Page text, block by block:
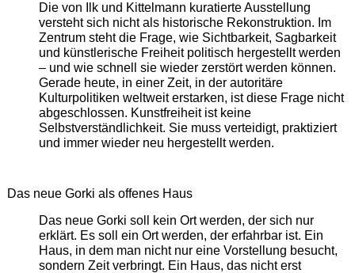
Die von Ilk und Kittelmann kuratierte Ausstellung
versteht sich nicht als historische Rekonstruktion. Im
Zentrum steht die Frage, wie Sichtbarkeit, Sagbarkeit
und künstlerische Freiheit politisch hergestellt werden
– und wie schnell sie wieder zerstört werden können.
Gerade heute, in einer Zeit, in der autoritäre
Kulturpolitiken weltweit erstarken, ist diese Frage nicht
abgeschlossen. Kunstfreiheit ist keine
Selbstverständlichkeit. Sie muss verteidigt, praktiziert
und immer wieder neu hergestellt werden.
Das neue Gorki als offenes Haus
Das neue Gorki soll kein Ort werden, der sich nur
erklärt. Es soll ein Ort werden, der erfahrbar ist. Ein
Haus, in dem man nicht nur eine Vorstellung besucht,
sondern Zeit verbringt. Ein Haus, das nicht erst